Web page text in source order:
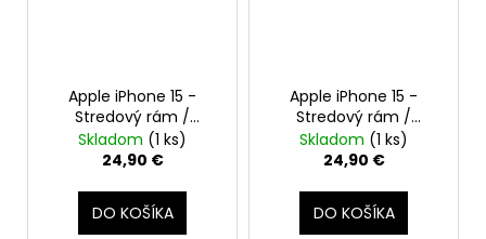
Apple iPhone 15 -
Stredový rám /
Housing + Tlačidlá +
Šuflík pre SIM (Zelená /
Skladom (1 ks)
24,90 €
DO KOŠÍKA
Apple iPhone 15 -
Stredový rám /
Housing + Tlačidlá +
Šuflík pre SIM (Žltá /
Skladom (1 ks)
24,90 €
DO KOŠÍKA